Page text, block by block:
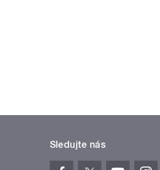
Sledujte nás